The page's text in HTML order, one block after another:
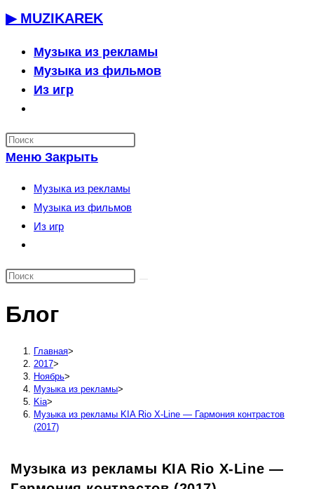
Перейти
содержимому
▶ MUZIKAREK
Музыка из рекламы
Музыка из фильмов
Из игр
по
веб-
сайту
Меню Закрыть
Музыка из рекламы
Музыка из фильмов
Из игр
по
сайту
Блог
Главная>
2017>
Ноябрь>
Музыка из рекламы>
Kia>
Музыка из рекламы KIA Rio X-Line — Гармония контрастов
(2017)
Музыка из рекламы KIA Rio X-Line —